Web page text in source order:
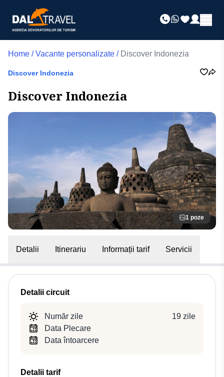
Home / Vacante personalizate / Discover Indonezia
Discover Indonezia
Discover Indonezia
1 poze
Detalii Itinerariu Informații tarif Servicii
Detalii circuit
Număr zile
19 zile
Data Plecare
Data întoarcere
Detalii tarif